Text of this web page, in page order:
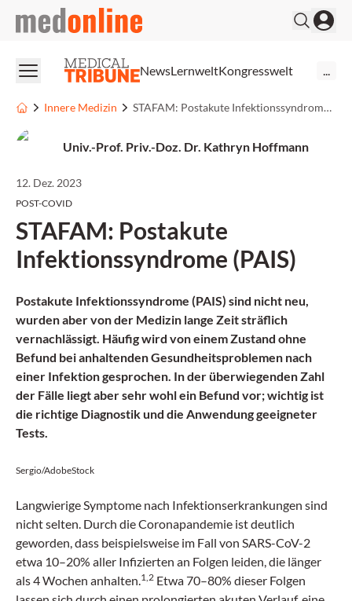
medonline
NewsLernweltKongresswelt
Innere Medizin STAFAM: Postakute Infektionssyndrome (PAIS)
Univ.-Prof. Priv.-Doz. Dr. Kathryn Hoffmann
12. Dez. 2023
POST-COVID
STAFAM: Postakute
Infektionssyndrome (PAIS)
Postakute Infektionssyndrome (PAIS) sind nicht neu,
wurden aber von der Medizin lange Zeit sträflich
vernachlässigt. Häufig wird von einem Zustand ohne
Befund bei anhaltenden Gesundheitsproblemen nach
einer Infektion gesprochen. In der überwiegenden Zahl
der Fälle liegt aber sehr wohl ein Befund vor; wichtig ist
die richtige Diagnostik und die Anwendung geeigneter
Tests.
Sergio/AdobeStock
Langwierige Symptome nach Infektionserkrankungen sind
nicht selten. Durch die Coronapandemie ist deutlich
geworden, dass beispielsweise im Fall von SARS-CoV-2
etwa 10–20% aller Infizierten an Folgen leiden, die länger
als 4 Wochen anhalten.1,2 Etwa 70–80% dieser Folgen